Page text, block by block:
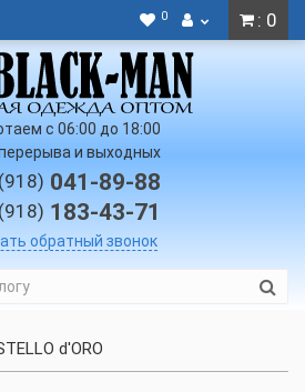
: 0
0
с 06:00 до 18:00
и выходных
041-89-88
183-43-71
обратный звонок
d'ORO